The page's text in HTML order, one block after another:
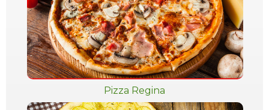
Pizza Regina